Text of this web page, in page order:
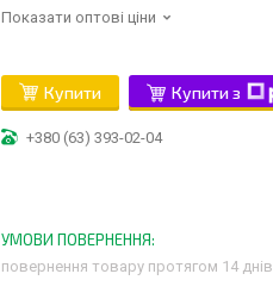
Показати оптові ціни
Купити Купити з
+380 (63) 393-02-04
повернення товару протягом 14 днів